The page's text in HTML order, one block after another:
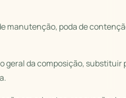
manutenção, poda de
geral da composição, substituir